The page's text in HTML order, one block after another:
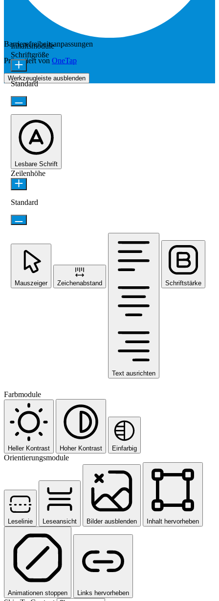
Barrierefreiheitsanpassungen
Präsentiert von OneTap
Werkzeugleiste ausblenden
Inhaltsmodule
Schriftgröße
Standard
Lesbare Schrift
Zeilenhöhe
Standard
Mauszeiger Zeichenabstand
Text ausrichten
Schriftstärke
Farbmodule
Heller Kontrast Hoher Kontrast Einfarbig
Orientierungsmodule
Leselinie Leseansicht Bilder ausblenden Inhalt hervorheben
Animationen stoppen Links hervorheben